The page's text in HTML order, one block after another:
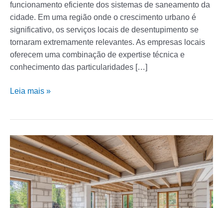
funcionamento eficiente dos sistemas de saneamento da
cidade. Em uma região onde o crescimento urbano é
significativo, os serviços locais de desentupimento se
tornaram extremamente relevantes. As empresas locais
oferecem uma combinação de expertise técnica e
conhecimento das particularidades […]
Leia mais »
Casa
à
Venda
em
SBC:
3